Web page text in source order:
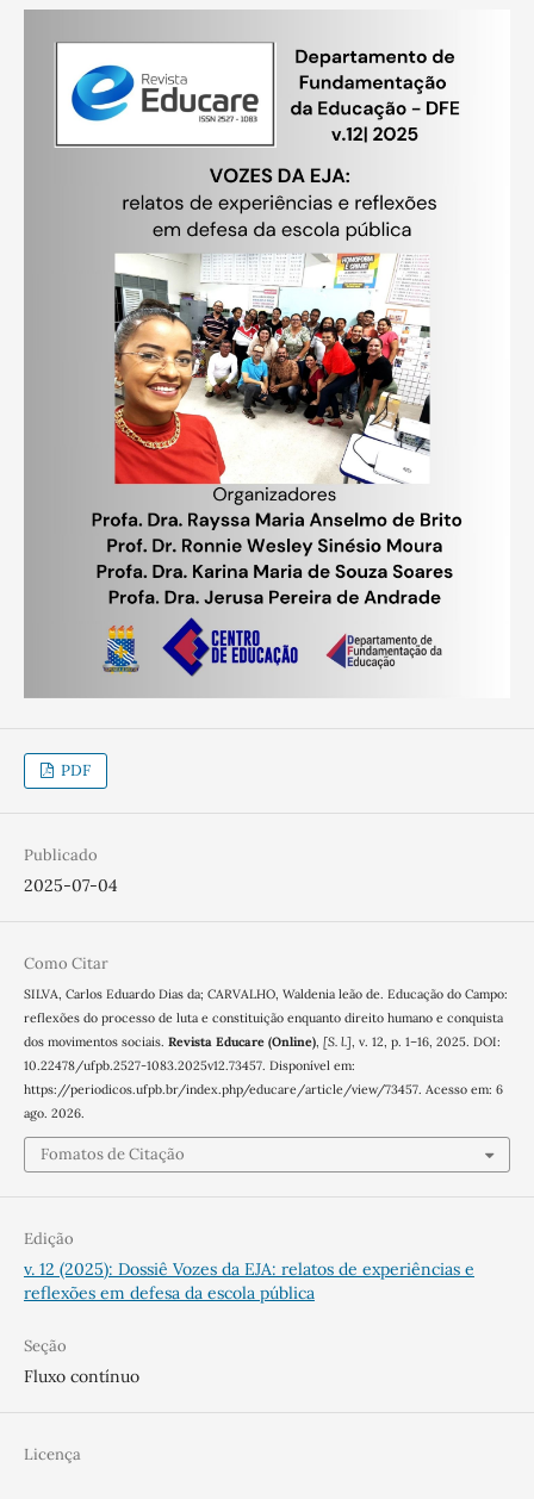
PDF
Publicado
2025-07-04
Como Citar
SILVA, Carlos Eduardo Dias da; CARVALHO, Waldenia leão de. Educação do Campo:
reflexões do processo de luta e constituição enquanto direito humano e conquista
dos movimentos sociais. Revista Educare (Online), [S. l.], v. 12, p. 1–16, 2025. DOI:
10.22478/ufpb.2527-1083.2025v12.73457. Disponível em:
https://periodicos.ufpb.br/index.php/educare/article/view/73457. Acesso em: 6
ago. 2026.
Fomatos de Citação
Edição
v. 12 (2025): Dossiê Vozes da EJA: relatos de experiências e
reflexões em defesa da escola pública
Seção
Fluxo contínuo
Licença